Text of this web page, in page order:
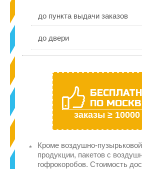
до пункта выдачи заказов
до двери
ПО
заказы ≥ 10000
Кроме воздушно-пузырьковой
продукции, пакетов с
гофрокоробов. Стоимость